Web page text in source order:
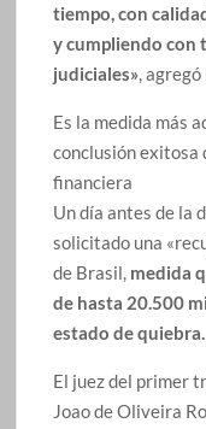
tiempo, con
y cumpliendo con
judiciales»,
Es la medida más
conclusión exitosa
financiera
Un día antes de la
solicitado una
de Brasil, medida
de hasta 20.500
estado de quiebra.
El juez del primer
Joao de Oliveira